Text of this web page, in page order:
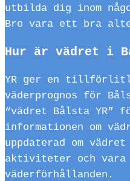
utbilda dig inom
Bro vara ett bra
Hur är vädret i
YR ger en
väderprognos för
“vädret Bålsta YR”
informationen om
uppdaterad om
aktiviteter och vara
väderförhållanden.